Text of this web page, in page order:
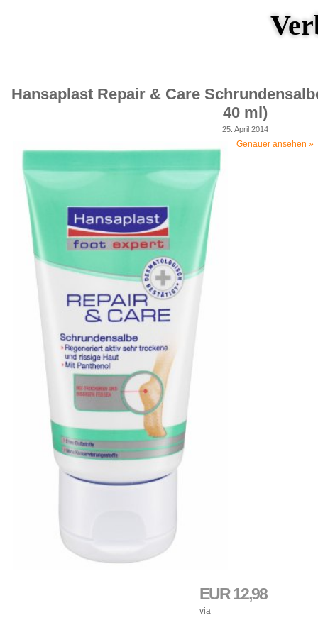
Hansaplast Repair & Care
40 ml)
25. April 2014
Genauer ansehen »
EUR 12,98
via